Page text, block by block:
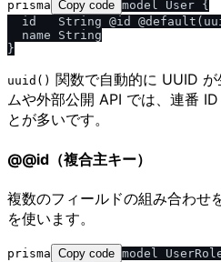
prisma Copy code model User {
id   String @id
  name String
uuid() 関数で自動的に UUID
ムや外部公開 API では、連番
とが多いです。
@@id（複合主キー）
複数のフィールドの組み合わせ
を使います。
prisma Copy code model